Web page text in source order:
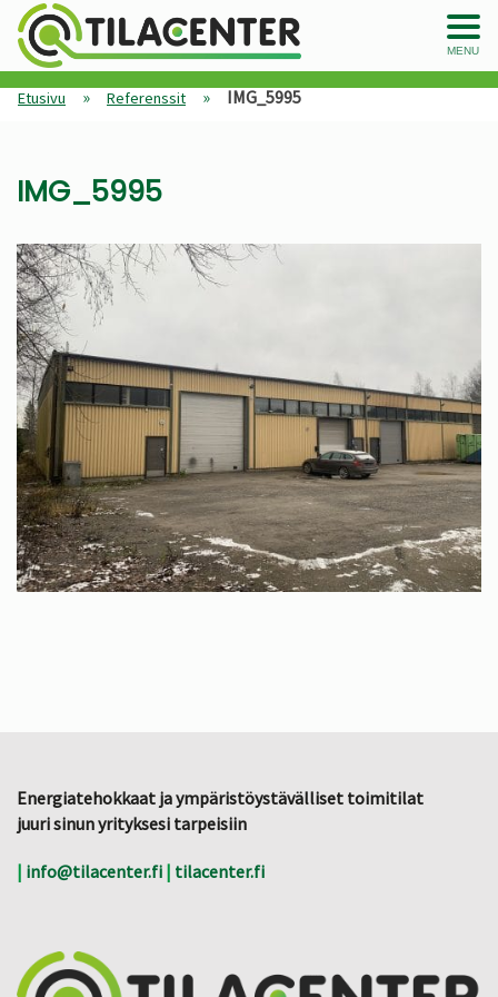
MENU
Etusivu » Referenssit » IMG_5995
IMG_5995
Energiatehokkaat ja ympäristöystävälliset toimitilat
juuri sinun yrityksesi tarpeisiin
| info@tilacenter.fi | tilacenter.fi